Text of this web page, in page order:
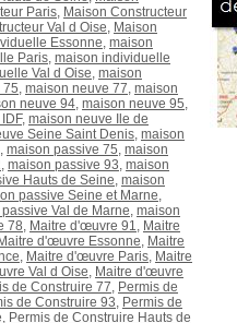
Paris, Maison Constructeur
Val d Oise, Maison
Essonne, maison
Paris, maison individuelle
Val d Oise, maison
75, maison neuve 77, maison
neuve 94, maison neuve 95,
, maison neuve Ile de
Seine Saint Denis, maison
, maison passive 75, maison
, maison passive 93, maison
Hauts de Seine, maison
passive Seine et Marne,
Val de Marne, maison
78, Maitre d'œuvre 91, Maitre
Maitre d'œuvre Essonne, Maitre
, Maitre d'œuvre Paris, Maitre
Val d Oise, Maitre d'œuvre
de Construire 77, Permis de
de Construire 93, Permis de
, Permis de Construire Hauts de